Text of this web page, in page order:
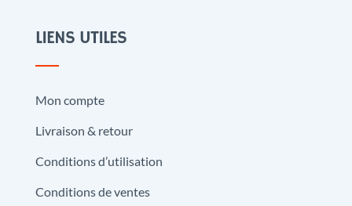
LIENS UTILES
Mon compte
Livraison & retour
Conditions d’utilisation
Conditions de ventes